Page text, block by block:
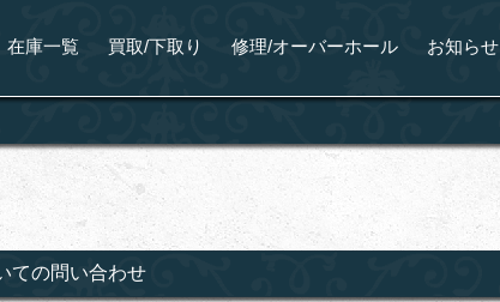
在庫一覧 買取/下取り 修理/オーバーホール お知らせ
ての問い合わせ